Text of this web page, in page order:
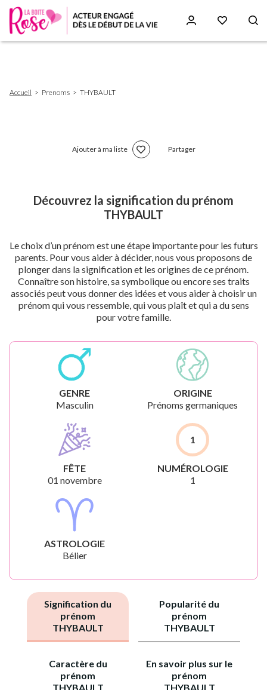
d'Ariane
Accueil Prenoms THYBAULT
Ajouter à ma liste Partager
Découvrez la signification du prénom
THYBAULT
Le choix d’un prénom est une étape importante pour les futurs
parents. Pour vous aider à décider, nous vous proposons de
plonger dans la signification et les origines de ce prénom.
Connaître son histoire, sa symbolique ou encore ses traits
associés peut vous donner des idées et vous aider à choisir un
prénom qui vous ressemble, qui vous plaît et qui a du sens
pour votre famille.
GENRE
Masculin
ORIGINE
Prénoms germaniques
FÊTE
01 novembre
1
NUMÉROLOGIE
1
ASTROLOGIE
Bélier
Signification du
prénom
THYBAULT
Popularité du
prénom
THYBAULT
Caractère du
prénom
THYBAULT
En savoir plus sur le
prénom
THYBAULT